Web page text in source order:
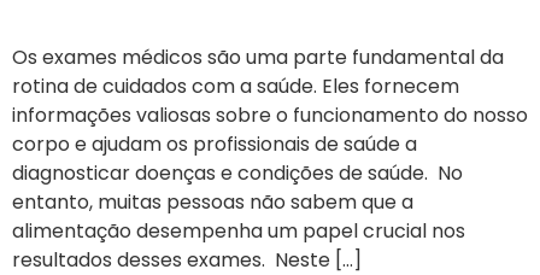
Os exames médicos são uma parte fundamental da
rotina de cuidados com a saúde. Eles fornecem
informações valiosas sobre o funcionamento do nosso
corpo e ajudam os profissionais de saúde a
diagnosticar doenças e condições de saúde. No
entanto, muitas pessoas não sabem que a
alimentação desempenha um papel crucial nos
resultados desses exames. Neste […]